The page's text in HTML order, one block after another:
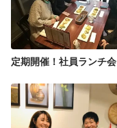
定期開催！社員ランチ会